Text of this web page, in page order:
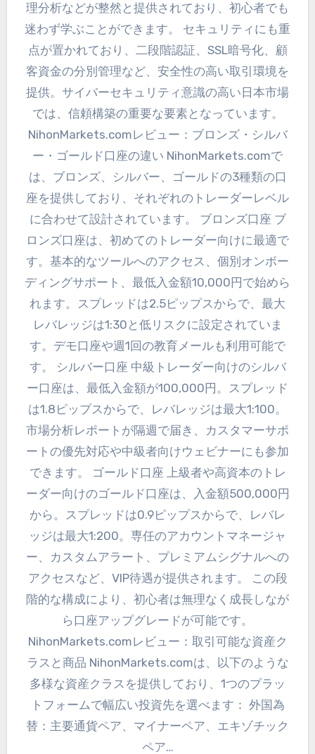
理分析などが整然と提供されており、初心者でも
迷わず学ぶことができます。 セキュリティにも重
点が置かれており、二段階認証、SSL暗号化、顧
客資金の分別管理など、安全性の高い取引環境を
提供。サイバーセキュリティ意識の高い日本市場
では、信頼構築の重要な要素となっています。
NihonMarkets.comレビュー：ブロンズ・シルバ
ー・ゴールド口座の違い NihonMarkets.comで
は、ブロンズ、シルバー、ゴールドの3種類の口
座を提供しており、それぞれのトレーダーレベル
に合わせて設計されています。 ブロンズ口座 ブ
ロンズ口座は、初めてのトレーダー向けに最適で
す。基本的なツールへのアクセス、個別オンボー
ディングサポート、最低入金額10,000円で始めら
れます。スプレッドは2.5ピップスからで、最大
レバレッジは1:30と低リスクに設定されていま
す。デモ口座や週1回の教育メールも利用可能で
す。 シルバー口座 中級トレーダー向けのシルバ
ー口座は、最低入金額が100,000円。スプレッド
は1.8ピップスからで、レバレッジは最大1:100。
市場分析レポートが隔週で届き、カスタマーサポ
ートの優先対応や中級者向けウェビナーにも参加
できます。 ゴールド口座 上級者や高資本のトレ
ーダー向けのゴールド口座は、入金額500,000円
から。スプレッドは0.9ピップスからで、レバレ
ッジは最大1:200。専任のアカウントマネージャ
ー、カスタムアラート、プレミアムシグナルへの
アクセスなど、VIP待遇が提供されます。 この段
階的な構成により、初心者は無理なく成長しなが
ら口座アップグレードが可能です。
NihonMarkets.comレビュー：取引可能な資産ク
ラスと商品 NihonMarkets.comは、以下のような
多様な資産クラスを提供しており、1つのプラッ
トフォームで幅広い投資先を選べます： 外国為
替：主要通貨ペア、マイナーペア、エキゾチック
ペア…